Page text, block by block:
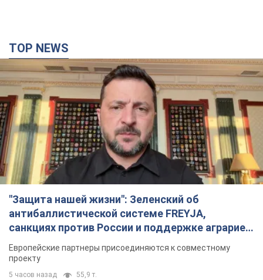
TOP NEWS
"Защита нашей жизни": Зеленский об
антибаллистической системе FREYJA,
санкциях против России и поддержке аграриев.
Видео
Европейские партнеры присоединяются к совместному
проекту
5 часов назад 55,9 т.